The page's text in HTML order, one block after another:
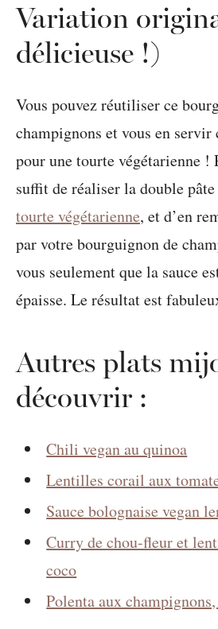
Variation
délicieuse !)
Vous pouvez réutiliser ce
champignons et vous en
pour une tourte végétarienne !
suffit de réaliser la double pâte
tourte végétarienne, et d’en
par votre bourguignon de
vous seulement que la sauce
épaisse. Le résultat est
Autres plats
découvrir :
Chili vegan au quinoa
Lentilles corail aux
Sauce bolognaise vegan
Curry de chou-fleur et
coco
Polenta aux